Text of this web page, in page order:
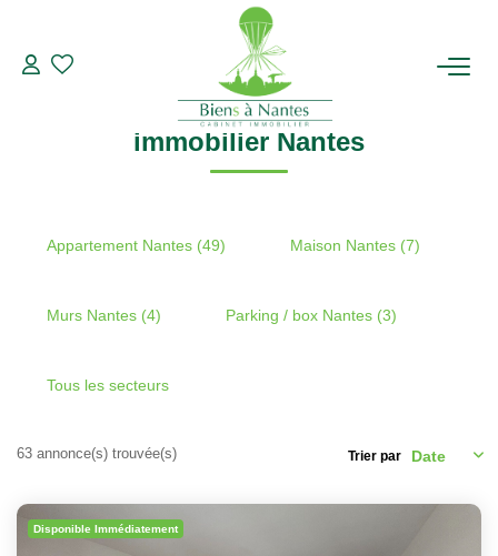
ACHETER
LOUER
ESTIMER
BIENS VENDUS
Nous Rejoindre
immobilier Nantes
Modifier les critères de recherche
Localisation
Localisation
immobilier Nantes
Appartement Nantes (49) Maison Nantes (7)
Murs Nantes (4) Parking / box Nantes (3)
Tous les secteurs
63 annonce(s) trouvée(s) Trier par
Disponible Immédiatement